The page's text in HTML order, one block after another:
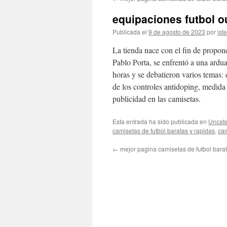
contenido
equipaciones futbol
Publicada el 9 de agosto de 2023 por
La tienda nace con el fin de
Pablo Porta, se enfrentó a una
horas y se debatieron varios
de los controles antidoping,
publicidad en las camisetas.
Esta entrada ha sido publicada en
camisetas de futbol baratas y rapidas,
← mejor pagina camisetas de futbol